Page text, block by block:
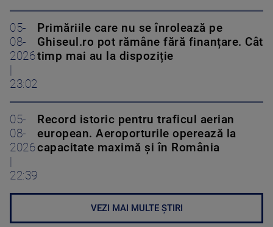
05-
08-
2026
23:02
Primăriile care nu se înrolează pe
Ghiseul.ro pot rămâne fără finanțare. Cât
timp mai au la dispoziție
05-
08-
2026
22:39
Record istoric pentru traficul aerian
european. Aeroporturile operează la
capacitate maximă și în România
VEZI MAI MULTE ȘTIRI